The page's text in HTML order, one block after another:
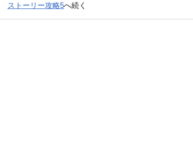
ストーリー攻略5へ続く